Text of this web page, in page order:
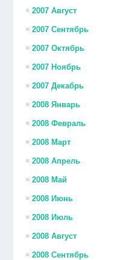
2007 Август
2007 Сентябрь
2007 Октябрь
2007 Ноябрь
2007 Декабрь
2008 Январь
2008 Февраль
2008 Март
2008 Апрель
2008 Май
2008 Июнь
2008 Июль
2008 Август
2008 Сентябрь